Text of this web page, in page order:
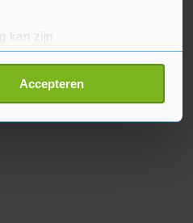
kan zijn
detailgedeelte
cookiepagina kun je
Accepteren